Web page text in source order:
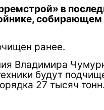
в
ранее.
Владимира
будут
27 тысяч тонн.